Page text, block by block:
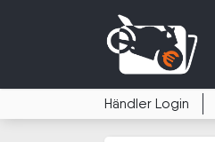
Händler Login